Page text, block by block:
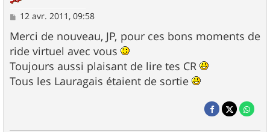
M
s
s
a
g
e
12 avr. 2011, 09:58
Merci de nouveau, JP, pour ces bons moments de
ride virtuel avec vous
Toujours aussi plaisant de lire tes CR
Tous les Lauragais étaient de sortie